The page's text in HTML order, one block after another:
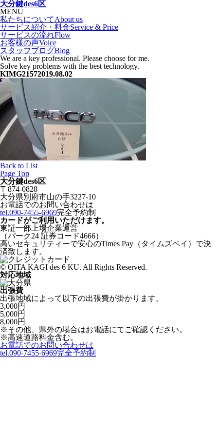
大分鍵des6区
MENU
私たちについてAbout us
サービス紹介・料金Service & Price
サービスの流れFlow
お客様の声Voice
スタッフブログBlog
We are a key professional. Please choose for me.
Solve key problems with the best technology.
KIMG21572019.08.02
Back to List
Page Top
大分鍵des6区
〒874-0828
大分県別府市山の手3227-10
お電話でのお問い合わせは
tel.090-7455-6969完全予約制
カードがご利用いただけます。
東証一部上場企業運営
（パーク24 証券コード4666）
高いセキュリティーで安心のTimes Pay（タイムズペイ）で決
済致します。
© OITA KAGI des 6 KU. All Rights Reserved.
対応地域
出張費
出張地域によって以下の出張費が掛かります。
3,000円
5,000円
8,000円
※その他、県外の場合はお電話にてご確認ください。
※高速道路料金含む。
お電話でのお問い合わせは
tel.090-7455-6969完全予約制